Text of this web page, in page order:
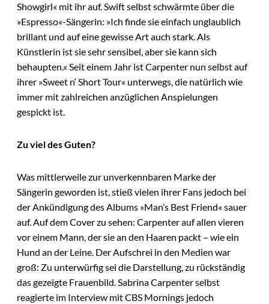
Showgirl« mit ihr auf. Swift selbst schwärmte über die
»Espresso«-Sängerin: »Ich finde sie einfach unglaublich
brillant und auf eine gewisse Art auch stark. Als
Künstlerin ist sie sehr sensibel, aber sie kann sich
behaupten.« Seit einem Jahr ist Carpenter nun selbst auf
ihrer »Sweet n‘ Short Tour« unterwegs, die natürlich wie
immer mit zahlreichen anzüglichen Anspielungen
gespickt ist.
Zu viel des Guten?
Was mittlerweile zur unverkennbaren Marke der
Sängerin geworden ist, stieß vielen ihrer Fans jedoch bei
der Ankündigung des Albums »Man’s Best Friend« sauer
auf. Auf dem Cover zu sehen: Carpenter auf allen vieren
vor einem Mann, der sie an den Haaren packt – wie ein
Hund an der Leine. Der Aufschrei in den Medien war
groß: Zu unterwürfig sei die Darstellung, zu rückständig
das gezeigte Frauenbild. Sabrina Carpenter selbst
reagierte im Interview mit CBS Mornings jedoch